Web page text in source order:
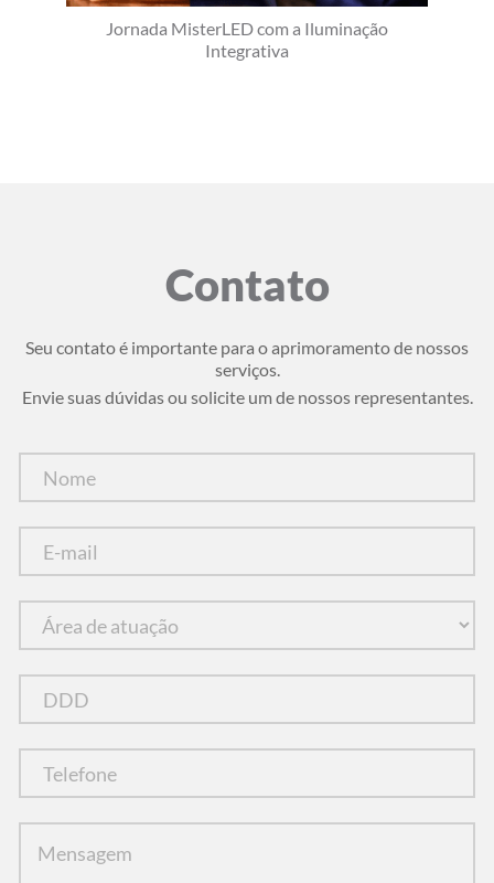
Jornada MisterLED com a Iluminação
Integrativa
Contato
Seu contato é importante para o aprimoramento de nossos
serviços.
Envie suas dúvidas ou solicite um de nossos representantes.